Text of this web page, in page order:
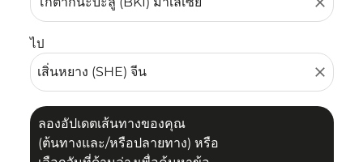
ไป
close
ลองอัปเดตเส้นทางของคุณ
(ต้นทางและ/หรือปลายทาง) หรือ